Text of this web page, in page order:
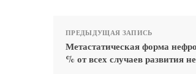
ПРЕДЫДУЩАЯ ЗАПИСЬ
Метастатическая форма
% от всех случаев развития